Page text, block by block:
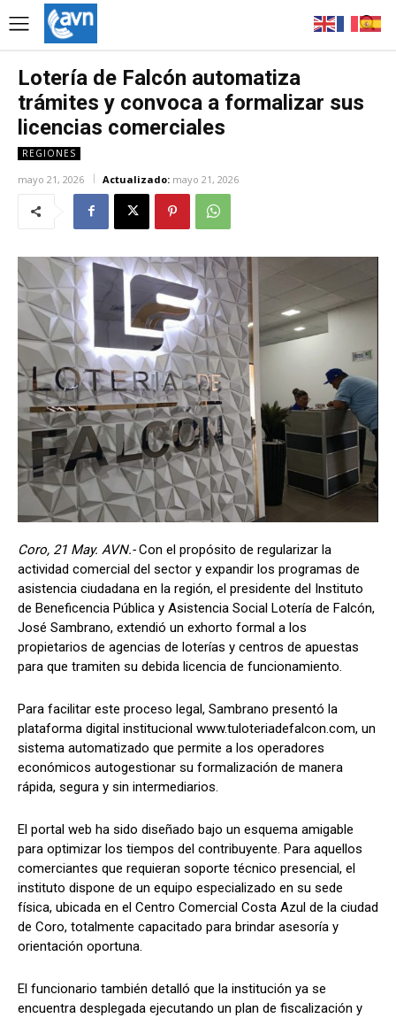
Lotería de Falcón automatiza
trámites y convoca a formalizar sus
licencias comerciales
REGIONES
mayo 21, 2026 Actualizado: mayo 21, 2026
Coro, 21 May. AVN.-Con el propósito de regularizar la
actividad comercial del sector y expandir los programas de
asistencia ciudadana en la región, el presidente del Instituto
de Beneficencia Pública y Asistencia Social Lotería de Falcón,
José Sambrano, extendió un exhorto formal a los
propietarios de agencias de loterías y centros de apuestas
para que tramiten su debida licencia de funcionamiento.
Para facilitar este proceso legal, Sambrano presentó la
plataforma digital institucional www.tuloteriadefalcon.com, un
sistema automatizado que permite a los operadores
económicos autogestionar su formalización de manera
rápida, segura y sin intermediarios.
El portal web ha sido diseñado bajo un esquema amigable
para optimizar los tiempos del contribuyente. Para aquellos
comerciantes que requieran soporte técnico presencial, el
instituto dispone de un equipo especializado en su sede
física, ubicada en el Centro Comercial Costa Azul de la ciudad
de Coro, totalmente capacitado para brindar asesoría y
orientación oportuna.
El funcionario también detalló que la institución ya se
encuentra desplegada ejecutando un plan de fiscalización y